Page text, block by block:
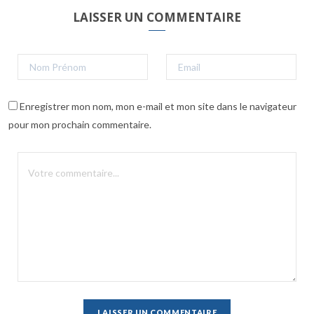
LAISSER UN COMMENTAIRE
Enregistrer mon nom, mon e-mail et mon site dans le navigateur
pour mon prochain commentaire.